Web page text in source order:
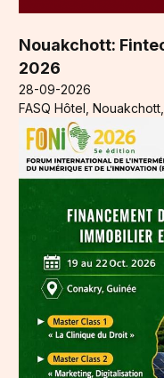
Nouakchott:
2026
28-09-2026
FASQ Hôtel,